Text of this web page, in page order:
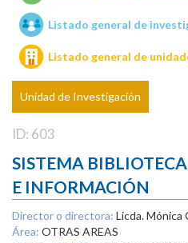
Unidades de
Listado general de
Listado general de
Unidad de Investigación
ID: 603
SISTEMA
E INFORMACIÓN
Director o directora: Licda. Mónica
Área: OTRAS AREAS